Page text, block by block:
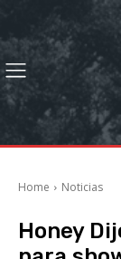
Home Noticias
Honey